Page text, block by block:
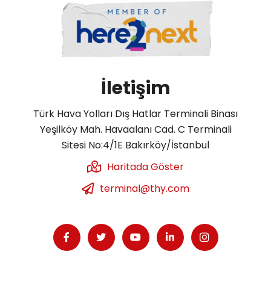
İletişim
Türk Hava Yolları Dış Hatlar Terminali Binası
Yeşilköy Mah. Havaalanı Cad. C Terminali
Sitesi No:4/1E Bakırköy/İstanbul
Haritada Göster
terminal@thy.com